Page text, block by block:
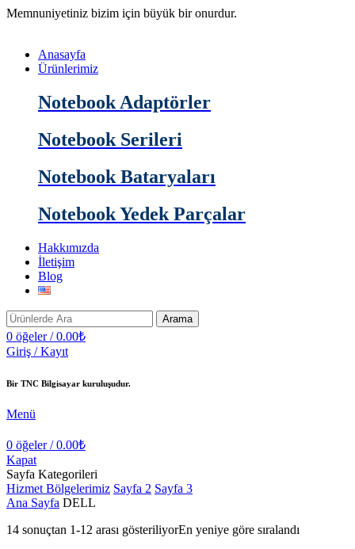
Memnuniyetiniz bizim için büyük bir onurdur.
Anasayfa
Ürünlerimiz
Notebook Adaptörler
Notebook Serileri
Notebook Bataryaları
Notebook Yedek Parçalar
Hakkımızda
İletişim
Blog
Arama
0 öğeler / 0.00₺
Giriş / Kayıt
Bir TNC Bilgisayar kuruluşudur.
Menü
0 öğeler / 0.00₺
Kapat
Sayfa Kategorileri
Hizmet Bölgelerimiz Sayfa 2 Sayfa 3
Ana Sayfa DELL
14 sonuçtan 1-12 arası gösteriliyorEn yeniye göre sıralandı